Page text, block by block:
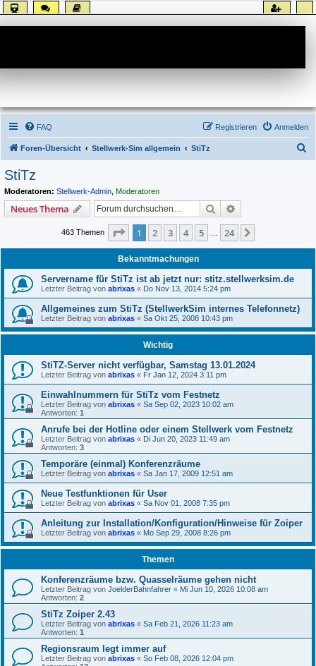
FAQ Anmelden
Registrieren
Foren-Übersicht Stellwerk-Sim allgemein StiTz
StiTz
Moderatoren: Stellwerk-Admin Moderatoren
Neues Thema Suche
463 Themen Seite 1von 24
1 2 3 4 5 24
Bekanntmachungen
Servername für StiTz ist ab jetzt nur: stitz.stellwerksim.de
Letzter Beitrag von abrixas « Do Nov 13, 2014 5:24 pm
Allgemeines zum StiTz (StellwerkSim internes Telefonnetz)
Letzter Beitrag von abrixas « Sa Okt 25, 2008 10:43 pm
Wichtig
StiTZ-Server nicht verfügbar, Samstag 13.01.2024
Letzter Beitrag von abrixas « Fr Jan 12, 2024 3:11 pm
Einwahlnummern für StiTz vom Festnetz
Letzter Beitrag von abrixas « Sa Sep 02, 2023 10:02 am
Antworten: 1
Anrufe bei der Hotline oder einem Stellwerk vom Festnetz
Letzter Beitrag von abrixas « Di Jun 20, 2023 11:49 am
Antworten: 3
Temporäre (einmal) Konferenzräume
Letzter Beitrag von abrixas « Sa Jan 17, 2009 12:51 am
Neue Testfunktionen für User
Letzter Beitrag von abrixas « Sa Nov 01, 2008 7:35 pm
Anleitung zur Installation/Konfiguration/Hinweise für Zoiper
Letzter Beitrag von abrixas « Mo Sep 29, 2008 8:26 pm
Themen
Konferenzräume bzw. Quasselräume gehen nicht
Letzter Beitrag von JoelderBahnfahrer « Mi Jun 10, 2026 10:08 am
Antworten: 2
StiTz Zoiper 2.43
Letzter Beitrag von abrixas « Sa Feb 21, 2026 11:23 am
Antworten: 1
Regionsraum legt immer auf
Letzter Beitrag von abrixas « So Feb 08, 2026 12:04 pm